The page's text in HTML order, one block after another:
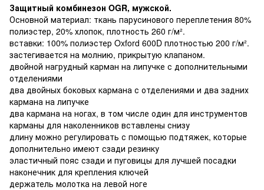
Защитный комбинезон OGR, мужской.
Основной материал: ткань парусинового переплетения 80%
полиэстер, 20% хлопок, плотность 260 г/м².
вставки: 100% полиэстер Oxford 600D плотностью 200 г/м².
застегивается на молнию, прикрытую клапаном.
двойной нагрудный карман на липучке с дополнительными
отделениями
два двойных боковых кармана с отделениями и два задних
кармана на липучке
два кармана на ногах, в том числе один для инструментов
карманы для наколенников вставлены снизу
длину можно регулировать с помощью подтяжек, которые
дополнительно имеют сзади резинку
эластичный пояс сзади и пуговицы для лучшей посадки
наконечник для крепления ключей
держатель молотка на левой ноге